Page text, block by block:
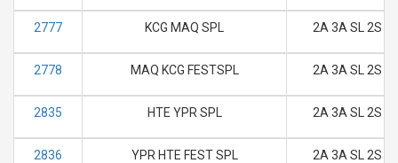
2777 KCG MAQ SPL 2A 3A SL 2S
2778 MAQ KCG FESTSPL 2A 3A SL 2S
2835 HTE YPR SPL 2A 3A SL 2S
2836 YPR HTE FEST SPL 2A 3A SL 2S